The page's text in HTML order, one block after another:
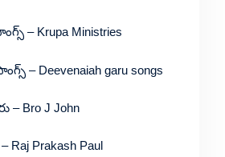
– Krupa Ministries
– Deevenaiah garu songs
– Bro J John
Prakash Paul